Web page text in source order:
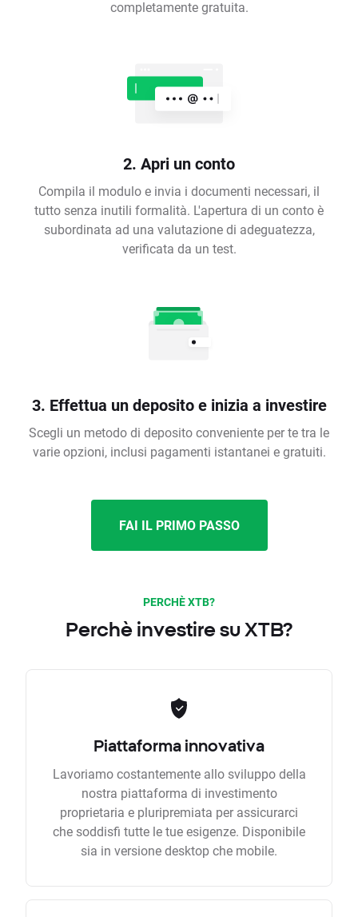
completamente gratuita.
2. Apri un conto
Compila il modulo e invia i documenti necessari, il
tutto senza inutili formalità. L'apertura di un conto è
subordinata ad una valutazione di adeguatezza,
verificata da un test.
3. Effettua un deposito e inizia a investire
Scegli un metodo di deposito conveniente per te tra le
varie opzioni, inclusi pagamenti istantanei e gratuiti.
FAI IL PRIMO PASSO
PERCHÈ XTB?
Perchè investire su XTB?
Piattaforma innovativa
Lavoriamo costantemente allo sviluppo della
nostra piattaforma di investimento
proprietaria e pluripremiata per assicurarci
che soddisfi tutte le tue esigenze. Disponibile
sia in versione desktop che mobile.